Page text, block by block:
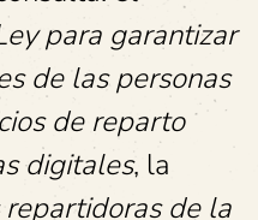
para garantizar
de las personas
de reparto
digitales, la
repartidoras de la